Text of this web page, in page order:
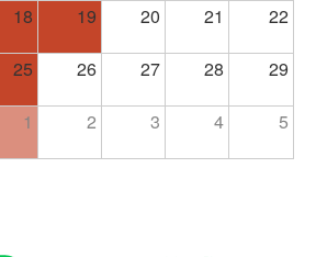
18 19 20 21 22
25 26 27 28 29
1 2 3 4 5